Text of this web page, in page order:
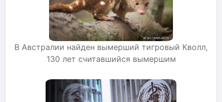
В Австралии найден вымерший тигровый Кволл,
130 лет считавшийся вымершим